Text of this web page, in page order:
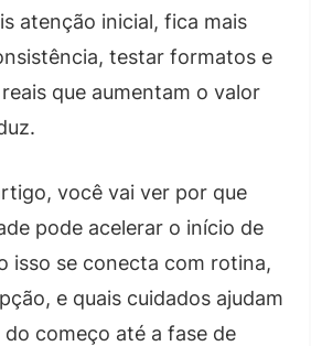
atenção inicial, fica mais
testar formatos e
que aumentam o valor
você vai ver por que
pode acelerar o início de
isso se conecta com rotina,
e quais cuidados ajudam
começo até a fase de